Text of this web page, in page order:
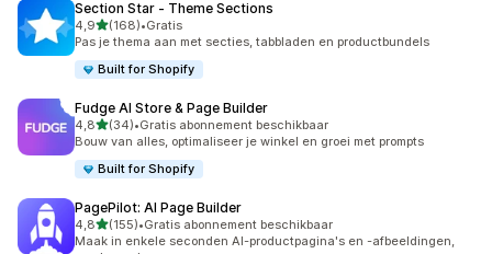
Section Star ‑ Theme Sections
4,9van 5 sterren
(168)
168 recensies in totaal
•Gratis
Pas je thema aan met secties, tabbladen en productbundels
Built for Shopify
Fudge AI Store & Page Builder
4,8van 5 sterren
(34)
34 recensies in totaal
•Gratis abonnement beschikbaar
Bouw van alles, optimaliseer je winkel en groei met prompts
Built for Shopify
PagePilot: AI Page Builder
4,8van 5 sterren
(155)
155 recensies in totaal
•Gratis abonnement beschikbaar
Maak in enkele seconden AI-productpagina's en -afbeeldingen,